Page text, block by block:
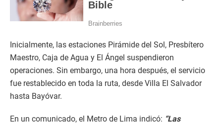
Inicialmente, las estaciones Pirámide del Sol, Presbítero
Maestro, Caja de Agua y El Ángel suspendieron
operaciones. Sin embargo, una hora después, el servicio
fue restablecido en toda la ruta, desde Villa El Salvador
hasta Bayóvar.
En un comunicado, el Metro de Lima indicó: “Las